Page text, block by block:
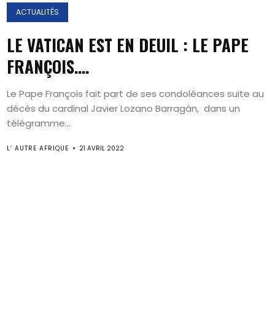
ACTUALITÉS
LE VATICAN EST EN DEUIL : LE PAPE
FRANÇOIS….
Le Pape François fait part de ses condoléances suite au
décès du cardinal Javier Lozano Barragán, dans un
télégramme...
L’ AUTRE AFRIQUE 21 AVRIL 2022